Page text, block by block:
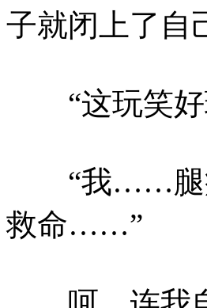
子就闭上了自
“这玩笑好
“我……腿疼
救命……”